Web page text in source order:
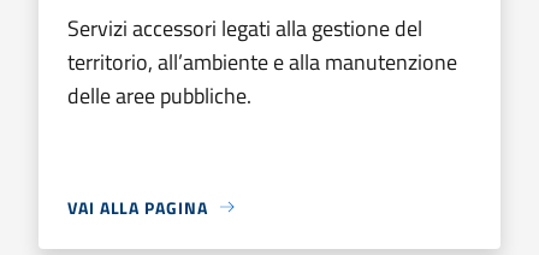
Servizi accessori legati alla gestione del
territorio, all’ambiente e alla manutenzione
delle aree pubbliche.
VAI ALLA PAGINA